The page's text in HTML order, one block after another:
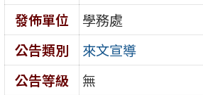
發佈單位
學務處
公告類別
來文宣導
公告等級
無